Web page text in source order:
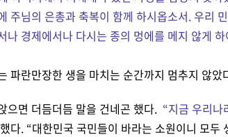
주님의 은총과 축복이 함께 하시옵소서. 우리
나 경제에서나 다시는 종의 멍에를 메지 않게
파란만장한 생을 마치는 순간까지 멈추지 않았
으면 더듬더듬 말을 건네곤 했다. “지금 우리나
다. “대한민국 국민들이 바라는 소원이니 모두